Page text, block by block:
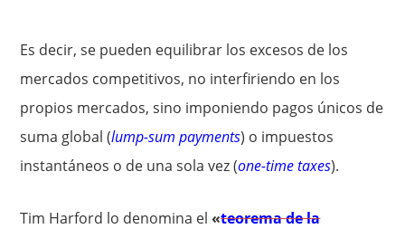
Es decir, se pueden equilibrar los excesos de los
mercados competitivos, no interfiriendo en los
propios mercados, sino imponiendo pagos únicos de
suma global (lump-sum payments) o impuestos
instantáneos o de una sola vez (one-time taxes).
Tim Harford lo denomina el«teorema de la